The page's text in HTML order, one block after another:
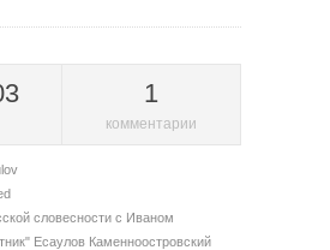
1
комментарии
словесности с Иваном
Есаулов Каменноостровский